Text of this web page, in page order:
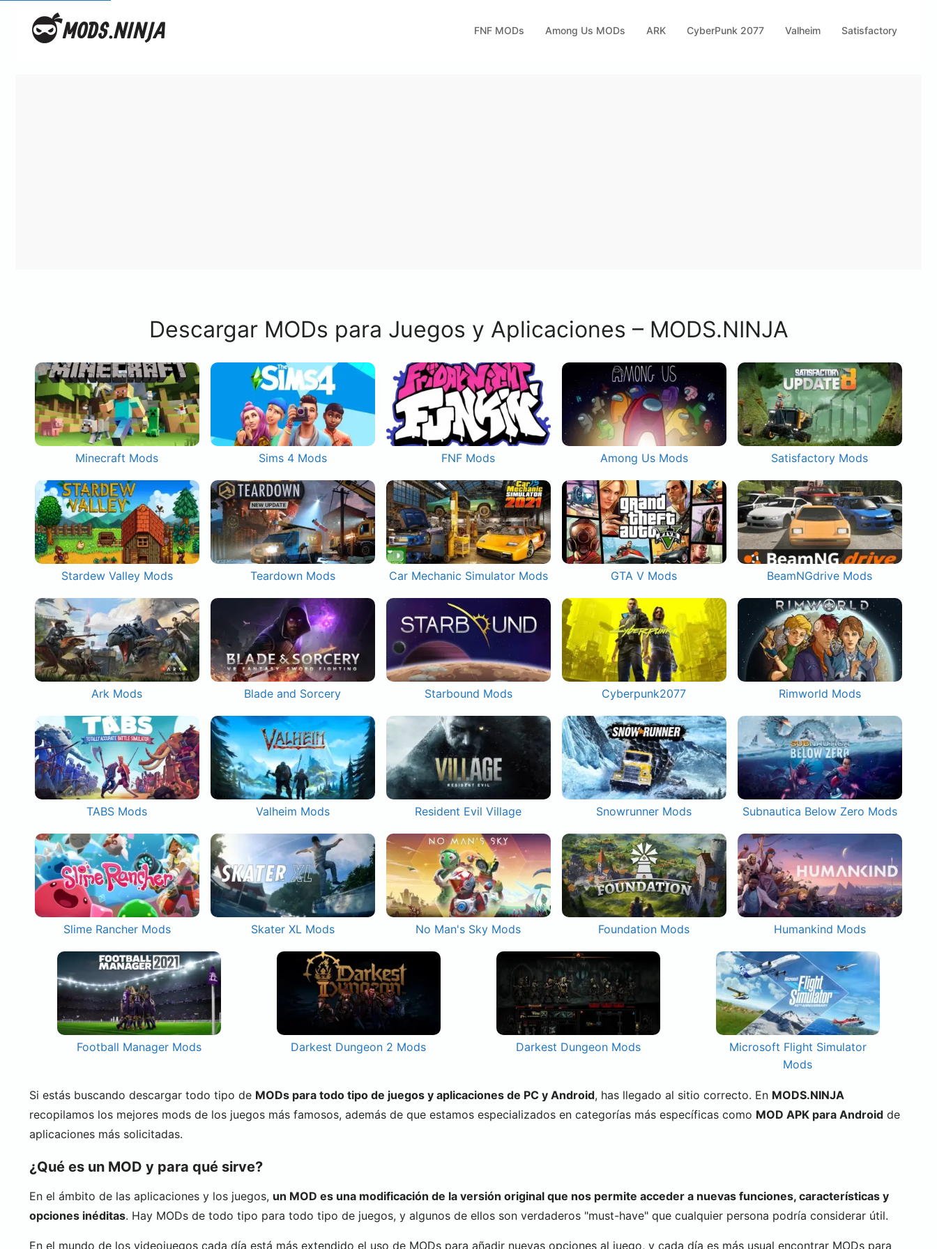
FNF MODs Among Us MODs ARK CyberPunk 2077 Valheim Satisfactory
Descargar MODs para Juegos y Aplicaciones – MODS.NINJA
Minecraft Mods Sims 4 Mods FNF Mods Among Us Mods Satisfactory Mods
Stardew Valley Mods Teardown Mods Car Mechanic Simulator Mods GTA V Mods BeamNGdrive Mods
Ark Mods Blade and Sorcery Starbound Mods Cyberpunk2077 Rimworld Mods
TABS Mods Valheim Mods Resident Evil Village Snowrunner Mods Subnautica Below Zero Mods
Slime Rancher Mods Skater XL Mods No Man's Sky Mods Foundation Mods Humankind Mods
Football Manager Mods Darkest Dungeon 2 Mods Darkest Dungeon Mods
Microsoft Flight Simulator
Mods
Si estás buscando descargar todo tipo de MODs para todo tipo de juegos y aplicaciones de PC y Android, has llegado al sitio correcto. En MODS.NINJA
recopilamos los mejores mods de los juegos más famosos, además de que estamos especializados en categorías más específicas como MOD APK para Android de
aplicaciones más solicitadas.
¿Qué es un MOD y para qué sirve?
En el ámbito de las aplicaciones y los juegos, un MOD es una modificación de la versión original que nos permite acceder a nuevas funciones, características y
opciones inéditas. Hay MODs de todo tipo para todo tipo de juegos, y algunos de ellos son verdaderos "must-have" que cualquier persona podría considerar útil.
En el mundo de los videojuegos cada día está más extendido el uso de MODs para añadir nuevas opciones al juego, y cada día es más usual encontrar MODs para